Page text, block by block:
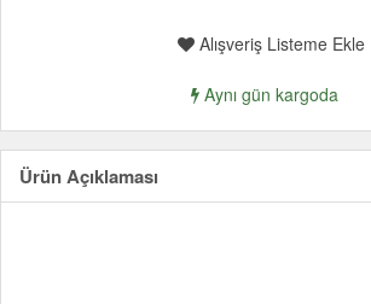
Alışveriş Listeme Ekle
Aynı gün kargoda
Ürün Açıklaması